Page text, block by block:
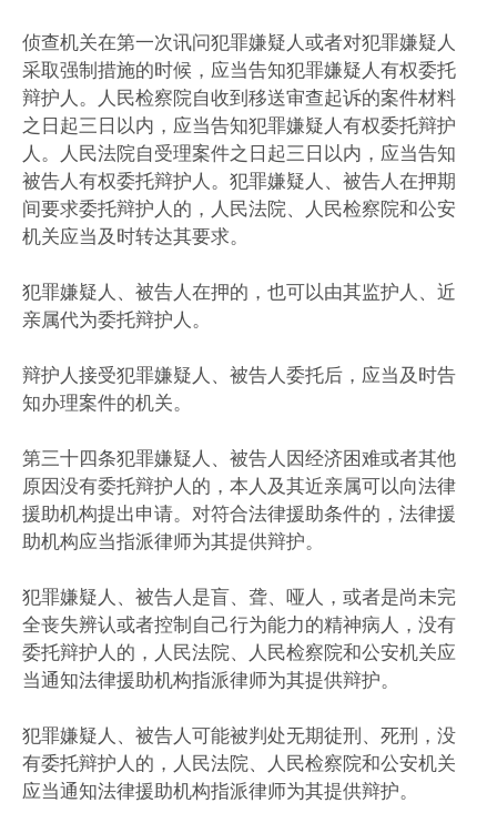
侦查机关在第一次讯问犯罪嫌疑人或者对犯罪嫌疑人
采取强制措施的时候，应当告知犯罪嫌疑人有权委托
辩护人。人民检察院自收到移送审查起诉的案件材料
之日起三日以内，应当告知犯罪嫌疑人有权委托辩护
人。人民法院自受理案件之日起三日以内，应当告知
被告人有权委托辩护人。犯罪嫌疑人、被告人在押期
间要求委托辩护人的，人民法院、人民检察院和公安
机关应当及时转达其要求。
犯罪嫌疑人、被告人在押的，也可以由其监护人、近
亲属代为委托辩护人。
辩护人接受犯罪嫌疑人、被告人委托后，应当及时告
知办理案件的机关。
第三十四条犯罪嫌疑人、被告人因经济困难或者其他
原因没有委托辩护人的，本人及其近亲属可以向法律
援助机构提出申请。对符合法律援助条件的，法律援
助机构应当指派律师为其提供辩护。
犯罪嫌疑人、被告人是盲、聋、哑人，或者是尚未完
全丧失辨认或者控制自己行为能力的精神病人，没有
委托辩护人的，人民法院、人民检察院和公安机关应
当通知法律援助机构指派律师为其提供辩护。
犯罪嫌疑人、被告人可能被判处无期徒刑、死刑，没
有委托辩护人的，人民法院、人民检察院和公安机关
应当通知法律援助机构指派律师为其提供辩护。